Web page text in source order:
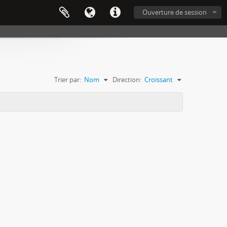
Ouverture de session
Trier par: Nom Direction: Croissant